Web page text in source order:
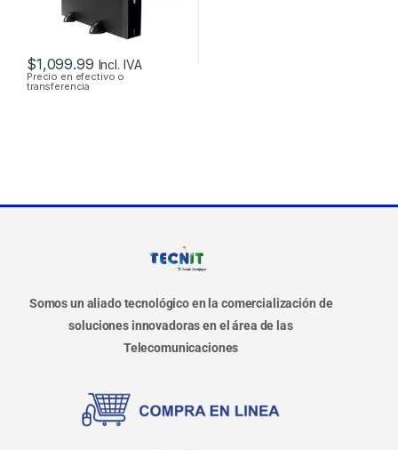
$1,099.99 Incl. IVA
Precio en efectivo o
transferencia
Somos un aliado tecnológico en la comercialización de
soluciones innovadoras en el área de las
Telecomunicaciones